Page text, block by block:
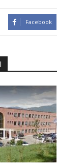
Facebook